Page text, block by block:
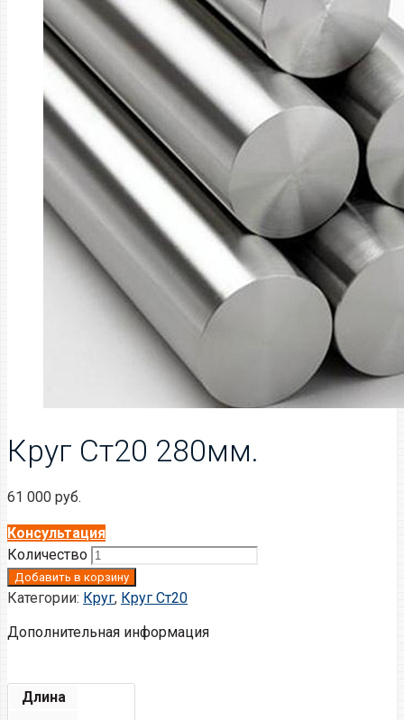
Круг Ст20 280мм.
61 000 руб.
Консультация
Количество
Добавить в корзину
Категории: Круг, Круг Ст20
Дополнительная информация
Длина